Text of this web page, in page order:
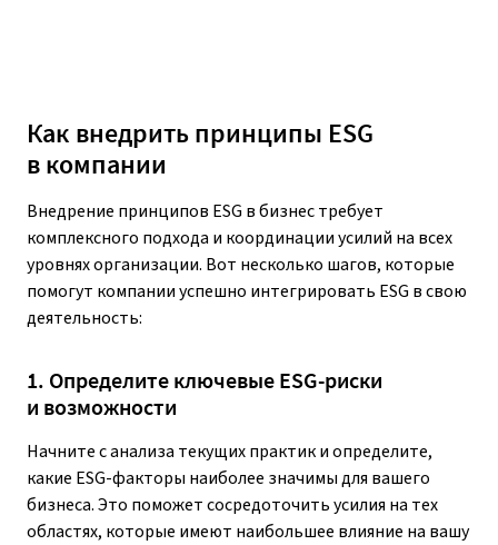
Как внедрить принципы ESG
в компании
Внедрение принципов ESG в бизнес требует
комплексного подхода и координации усилий на всех
уровнях организации. Вот несколько шагов, которые
помогут компании успешно интегрировать ESG в свою
деятельность:
1. Определите ключевые ESG-риски
и возможности
Начните с анализа текущих практик и определите,
какие ESG-факторы наиболее значимы для вашего
бизнеса. Это поможет сосредоточить усилия на тех
областях, которые имеют наибольшее влияние на вашу